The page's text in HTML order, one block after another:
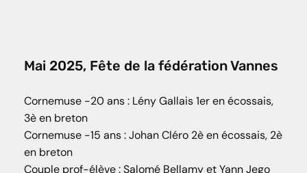
Mai 2025, Fête de la fédération Vannes
Cornemuse -20 ans : Lény Gallais 1er en écossais,
3è en breton
Cornemuse -15 ans : Johan Cléro 2è en écossais, 2è
en breton
Couple prof-élève : Salomé Bellamy et Yann Jego